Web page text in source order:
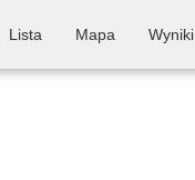
Lista Mapa Wyniki